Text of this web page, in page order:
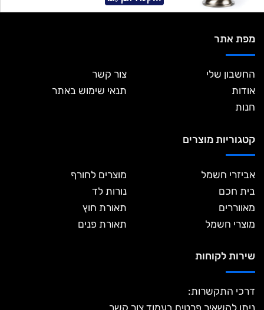
מפת אתר
החשבון שלי
אודות
חנות
צור קשר
תנאי שימוש באתר
קטגוריות מוצרים
אביזרי חשמל
בית חכם
מאווררים
מוצרי חשמל
מוצרים לחורף
נורות לד
תאורת חוץ
תאורת פנים
שירות לקוחות
דרכי התקשרות: